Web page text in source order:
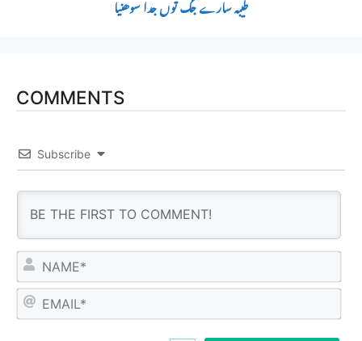
طیبہ سارے جگ توں جدا سوھنیا
COMMENTS
Subscribe
N
m
*
E